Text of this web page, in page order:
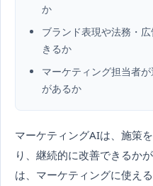
か
ブランド表現や法務・
きるか
マーケティング担当者
があるか
マーケティングAIは、施策
り、継続的に改善できるか
は、マーケティングに使え